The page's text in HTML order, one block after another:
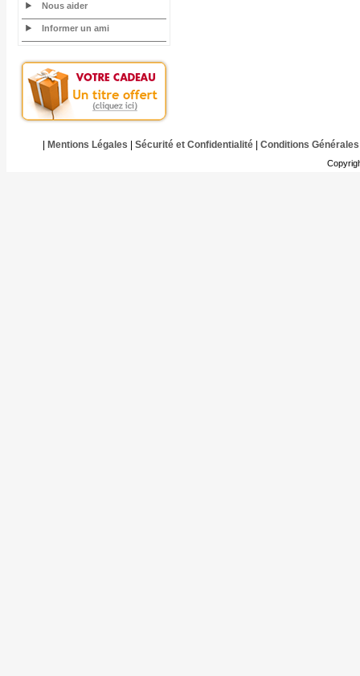
Nous aider
Informer un ami
Mentions Légales Sécurité et Confidentialité| Conditions Générales